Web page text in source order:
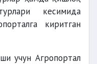
кесимида
киритган
учун Агропортал